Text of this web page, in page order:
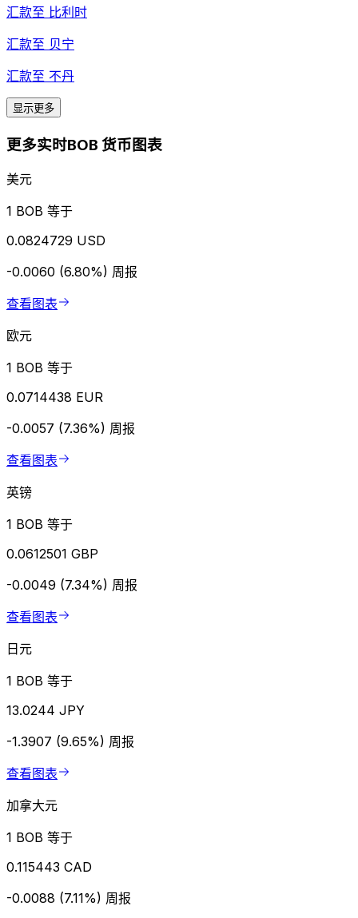
汇款至 比利时
汇款至 贝宁
汇款至 不丹
显示更多
更多实时BOB 货币图表
美元
1 BOB 等于
0.0824729 USD
-0.0060 (6.80%) 周报
查看图表
欧元
1 BOB 等于
0.0714438 EUR
-0.0057 (7.36%) 周报
查看图表
英镑
1 BOB 等于
0.0612501 GBP
-0.0049 (7.34%) 周报
查看图表
日元
1 BOB 等于
13.0244 JPY
-1.3907 (9.65%) 周报
查看图表
加拿大元
1 BOB 等于
0.115443 CAD
-0.0088 (7.11%) 周报